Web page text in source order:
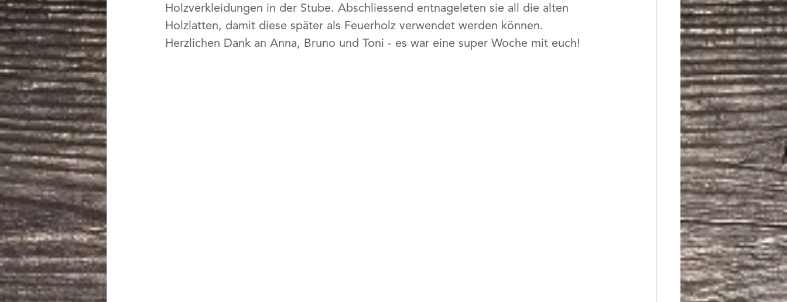
Holzverkleidungen in der Stube. Abschliessend entnageleten sie all die alten
Holzlatten, damit diese später als Feuerholz verwendet werden können.
Herzlichen Dank an Anna, Bruno und Toni - es war eine super Woche mit euch!